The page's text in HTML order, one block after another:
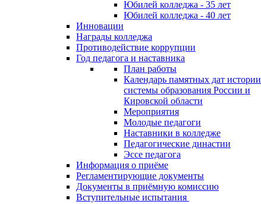
Юбилей колледжа - 35 лет
Юбилей колледжа - 40 лет
Инновации
Награды колледжа
Противодействие коррупции
Год педагога и наставника
План работы
Календарь памятных дат истории
системы образования России и
Кировской области
Мероприятия
Молодые педагоги
Наставники в колледже
Педагогические династии
Эссе педагога
Информация о приёме
Регламентирующие документы
Документы в приёмную комиссию
Вступительные испытания